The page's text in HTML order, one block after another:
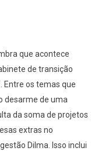
que acontece
de transição
Entre os temas que
desarme de uma
da soma de projetos
extras no
Dilma. Isso inclui